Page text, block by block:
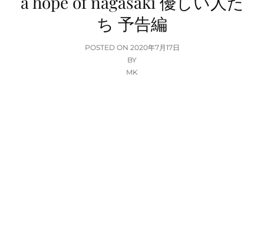
ち 予告編
POSTED ON POSTED
ON
2020年7月17日
BY
MK